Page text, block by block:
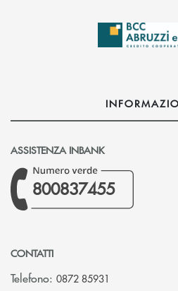
ASSISTENZA INBANK
800837455
CONTATTI
Telefono: 0872 85931